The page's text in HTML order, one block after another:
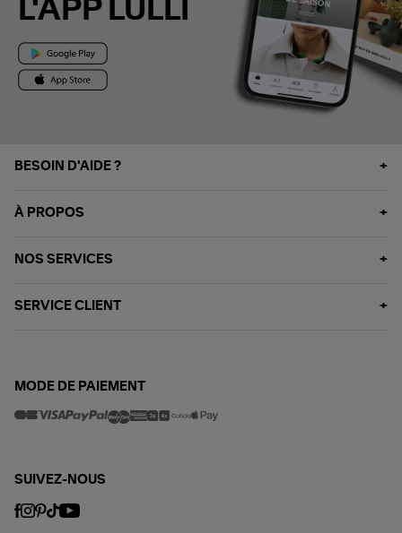
L'APP LULLI
BESOIN D'AIDE ?
À PROPOS
NOS SERVICES
SERVICE CLIENT
MODE DE PAIEMENT
SUIVEZ-NOUS